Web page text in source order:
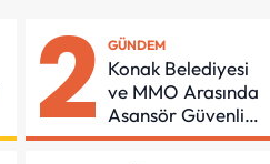
2 GÜNDEM
Konak Belediyesi
ve MMO Arasında
Asansör Güvenliği
İçin Önemli